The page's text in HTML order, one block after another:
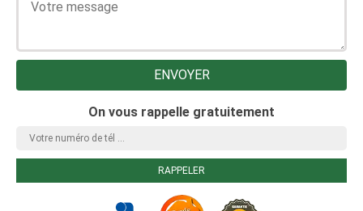
On vous rappelle gratuitement